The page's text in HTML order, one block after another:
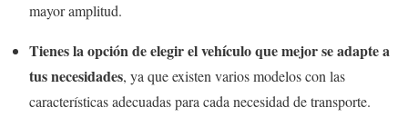
mayor amplitud.
Tienes la opción de elegir el vehículo que mejor se adapte a
tus necesidades, ya que existen varios modelos con las
características adecuadas para cada necesidad de transporte.